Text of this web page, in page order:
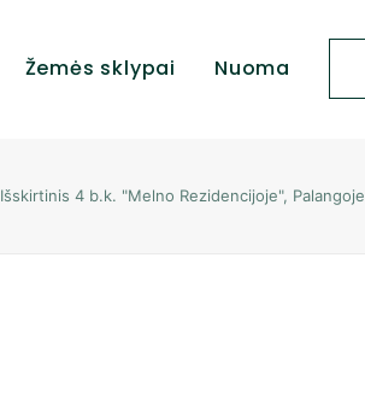
Žemės sklypai Nuoma
Išskirtinis 4 b.k. "Melno Rezidencijoje", Palangoje